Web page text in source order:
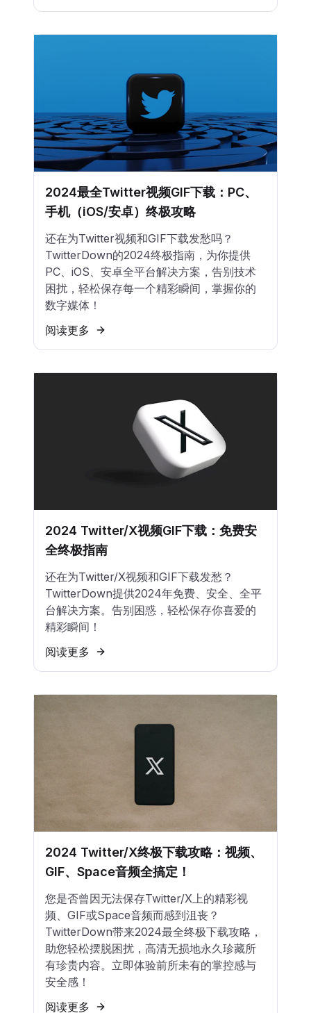
2024最全Twitter视频GIF下载：PC、
手机（iOS/安卓）终极攻略
还在为Twitter视频和GIF下载发愁吗？
TwitterDown的2024终极指南，为你提供
PC、iOS、安卓全平台解决方案，告别技术
困扰，轻松保存每一个精彩瞬间，掌握你的
数字媒体！
阅读更多
2024 Twitter/X视频GIF下载：免费安
全终极指南
还在为Twitter/X视频和GIF下载发愁？
TwitterDown提供2024年免费、安全、全平
台解决方案。告别困惑，轻松保存你喜爱的
精彩瞬间！
阅读更多
2024 Twitter/X终极下载攻略：视频、
GIF、Space音频全搞定！
您是否曾因无法保存Twitter/X上的精彩视
频、GIF或Space音频而感到沮丧？
TwitterDown带来2024最全终极下载攻略，
助您轻松摆脱困扰，高清无损地永久珍藏所
有珍贵内容。立即体验前所未有的掌控感与
安全感！
阅读更多